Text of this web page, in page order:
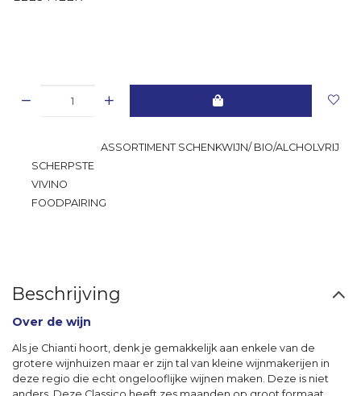
ASSORTIMENT SCHENKWIJN/ BIO/ALCHOLVRIJ
SCHERPSTE
VIVINO
FOODPAIRING
Beschrijving
Over de wijn
Als je Chianti hoort, denk je gemakkelijk aan enkele van de
grotere wijnhuizen maar er zijn tal van kleine wijnmakerijen in
deze regio die echt ongelooflijke wijnen maken. Deze is niet